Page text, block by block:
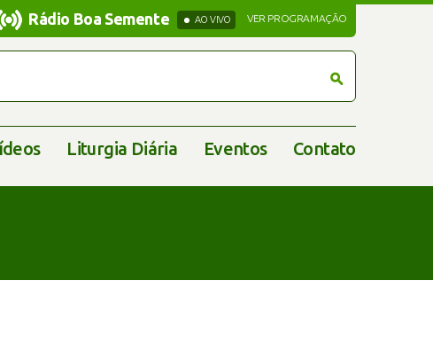
Rádio Boa Semente
Rádio Boa Semente AO VIVO VER PROGRAMAÇÃO
Liturgia Diária Eventos Contato